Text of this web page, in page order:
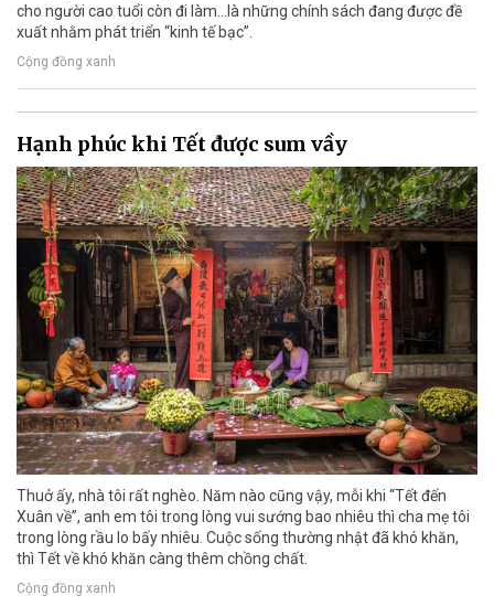
cho người cao tuổi còn đi làm…là những chính sách đang được đề
xuất nhằm phát triển “kinh tế bạc”.
Cộng đồng xanh
Hạnh phúc khi Tết được sum vầy
Thuở ấy, nhà tôi rất nghèo. Năm nào cũng vậy, mỗi khi “Tết đến
Xuân về”, anh em tôi trong lòng vui sướng bao nhiêu thì cha mẹ tôi
trong lòng rầu lo bấy nhiêu. Cuộc sống thường nhật đã khó khăn,
thì Tết về khó khăn càng thêm chồng chất.
Cộng đồng xanh